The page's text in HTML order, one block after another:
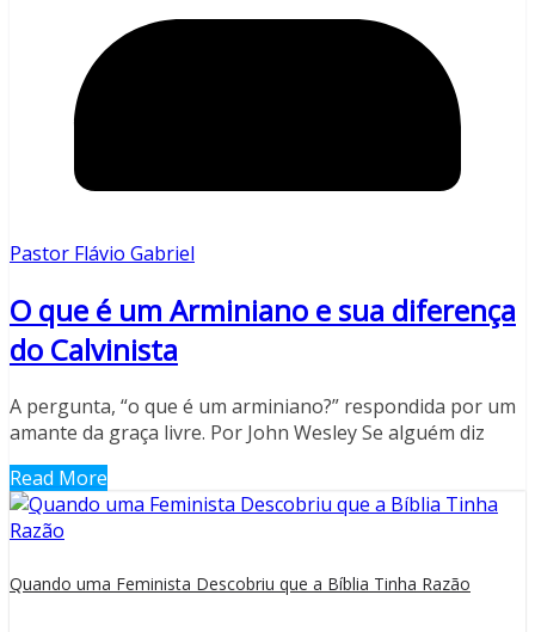
Pastor Flávio Gabriel
O que é um Arminiano e sua diferença
do Calvinista
A pergunta, “o que é um arminiano?” respondida por um
amante da graça livre. Por John Wesley Se alguém diz
Read More
Quando uma Feminista Descobriu que a Bíblia Tinha Razão